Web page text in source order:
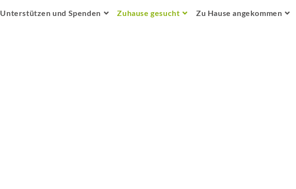
Unterstützen und Spenden Zuhause gesucht Zu Hause angekommen